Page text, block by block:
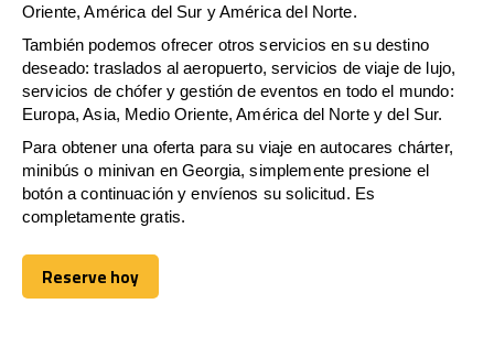
Oriente, América del Sur y América del Norte.
También podemos ofrecer otros servicios en su destino
deseado: traslados al aeropuerto, servicios de viaje de lujo,
servicios de chófer y gestión de eventos en todo el mundo:
Europa, Asia, Medio Oriente, América del Norte y del Sur.
Para obtener una oferta para su viaje en autocares chárter,
minibús o minivan en Georgia, simplemente presione el
botón a continuación y envíenos su solicitud. Es
completamente gratis.
Reserve hoy
Reserve hoy